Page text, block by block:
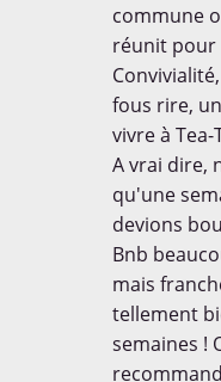
commune
réunit pour
fous rire,
vivre à Tea-
A vrai dire,
qu'une
devions
Bnb
mais
tellement
semaines !